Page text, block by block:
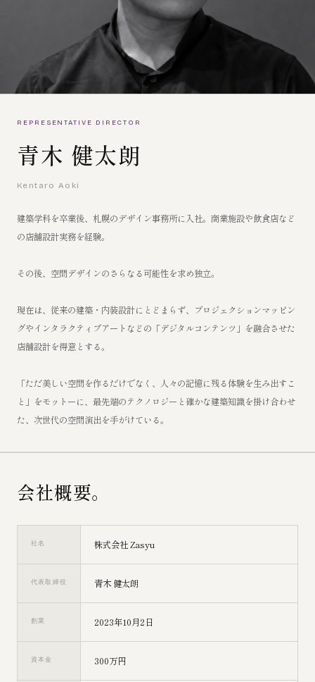
REPRESENTATIVE DIRECTOR
青木 健太朗
Kentaro Aoki
建築学科を卒業後、札幌のデザイン事務所に入社。商業施設や飲食店など
の店舗設計実務を経験。
その後、空間デザインのさらなる可能性を求め独立。
現在は、従来の建築・内装設計にとどまらず、プロジェクションマッピン
グやインタラクティブアートなどの「デジタルコンテンツ」を融合させた
店舗設計を得意とする。
「ただ美しい空間を作るだけでなく、人々の記憶に残る体験を生み出すこ
と」をモットーに、最先端のテクノロジーと確かな建築知識を掛け合わせ
た、次世代の空間演出を手がけている。
会社概要。
社名 株式会社 Zasyu
代表取締役 青木 健太朗
創業 2023年10月2日
資本金 300万円